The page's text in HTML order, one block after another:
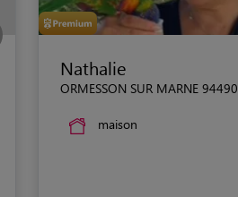
Nathalie
ORMESSON SUR MARNE 94490
maison